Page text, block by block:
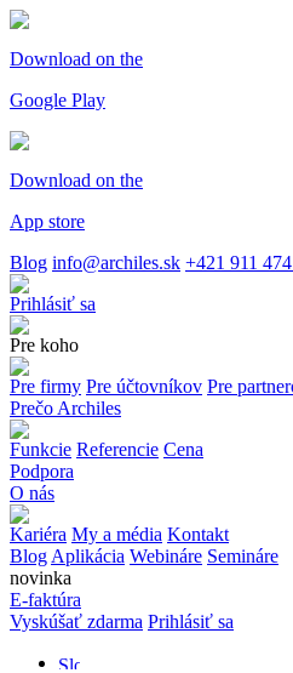
Download on the
Google Play
Download on the
App store
Blog info@archiles.sk +421 911
Prihlásiť sa
Pre koho
Pre firmy Pre účtovníkov Pre
Prečo Archiles
Funkcie Referencie Cena
Podpora
O nás
Kariéra My a média Kontakt
Blog Aplikácia Webináre Semináre
novinka
E-faktúra
Vyskúšať zdarma Prihlásiť sa